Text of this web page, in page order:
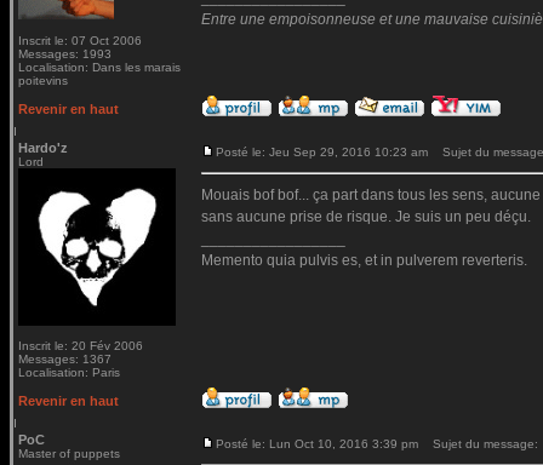
Inscrit le: 07 Oct 2006
Messages: 1993
Localisation: Dans les marais
poitevins
Entre une empoisonneuse et une mauvaise
Revenir en haut
Hardo'z
Lord
Inscrit le: 20 Fév 2006
Messages: 1367
Localisation: Paris
Posté le: Jeu Sep 29, 2016 10:23 am Sujet du
Mouais bof bof... ça part dans tous les sens,
sans aucune prise de risque. Je suis un peu déçu.
Memento quia pulvis es, et in pulverem reverteris.
Revenir en haut
PoC
Master of puppets
Posté le: Lun Oct 10, 2016 3:39 pm Sujet du message: